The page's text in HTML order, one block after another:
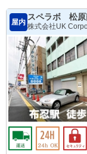
屋内
スペラボ 松原
株式会社UK